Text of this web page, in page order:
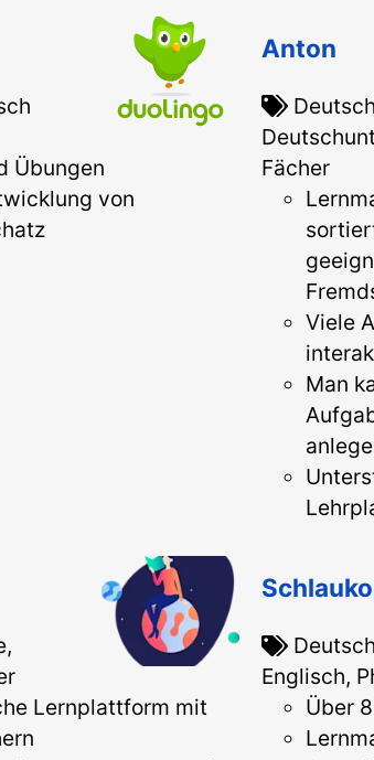
Übungen
von
Anton
Fächer
Viele
Man
Lernplattform mit
Englisch,
Über